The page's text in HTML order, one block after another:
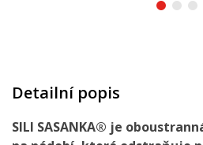
Detailní popis
SILI SASANKA® je